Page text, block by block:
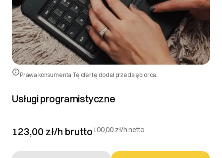
Prawa konsumenta:Tę ofertę dodał przedsiębiorca.
Usługi programistyczne
123,00 zł/h brutto100,00 zł/h netto